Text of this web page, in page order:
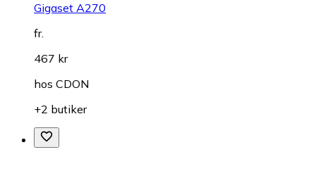
Gigaset A270
fr.
467 kr
hos CDON
+2 butiker